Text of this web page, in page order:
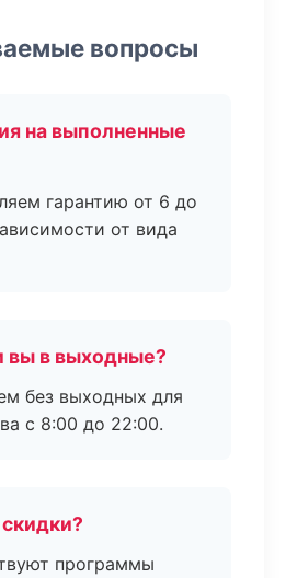
вопросы
на выполненные
гарантию от 6 до
от вида
вы в выходные?
без выходных для
с 8:00 до 22:00.
программы